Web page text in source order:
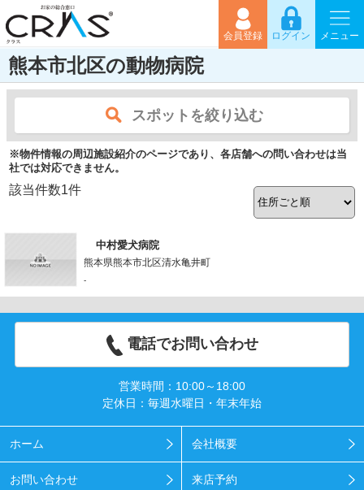
会員登録 ログイン メニュー
熊本市北区の動物病院
スポットを絞り込む
※物件情報の周辺施設紹介のページであり、各店舗への問い合わせは当
社では対応できません。
該当件数1件
中村愛犬病院
熊本県熊本市北区清水亀井町
-
電話でお問い合わせ
営業時間：10:00～18:00
定休日：毎週水曜日・年末年始
ホーム 会社概要
お問い合わせ 来店予約